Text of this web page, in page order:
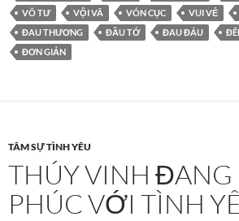
VÔ TƯ
VỘI VÃ VÓN CỤC VUI VẺ
ĐAU THƯƠNG
ĐẦU TỚ ĐAU ĐÁU
ĐƠN GIẢN
TÂM SỰ TÌNH YÊU
THÚY VINH
PHÚC VỚI TÌNH